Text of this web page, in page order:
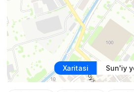
Xaritasi Sun'iy